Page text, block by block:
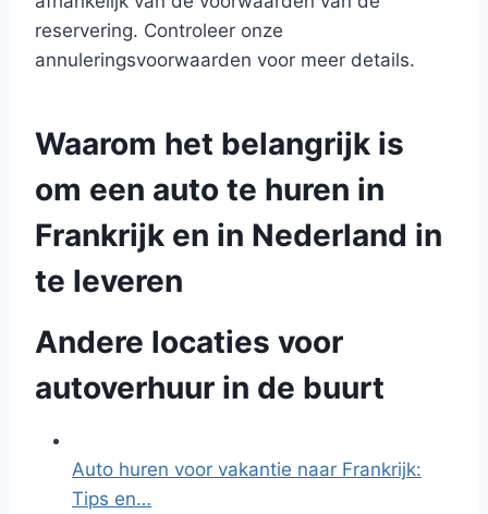
reservering. Controleer onze
annuleringsvoorwaarden voor meer details.
Waarom het belangrijk is
om een auto te huren in
Frankrijk en in Nederland in
te leveren
Andere locaties voor
autoverhuur in de buurt
Auto huren voor vakantie naar Frankrijk:
Tips en…